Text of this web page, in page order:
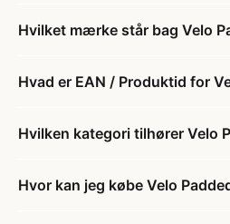
Hvilket mærke står bag Velo
Hvad er EAN / Produktid for
Hvilken kategori tilhører Velo
Hvor kan jeg købe Velo